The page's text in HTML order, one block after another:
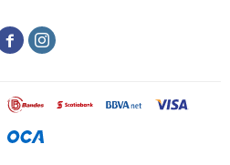
 